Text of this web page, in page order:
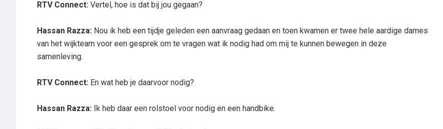
RTV Connect: Vertel, hoe is dat bij jou gegaan?
Hassan Razza: Nou ik heb een tijdje geleden een aanvraag gedaan en toen kwamen er twee hele aardige dames
van het wijkteam voor een gesprek om te vragen wat ik nodig had om mij te kunnen bewegen in deze
samenleving.
RTV Connect: En wat heb je daarvoor nodig?
Hassan Razza: Ik heb daar een rolstoel voor nodig en een handbike.